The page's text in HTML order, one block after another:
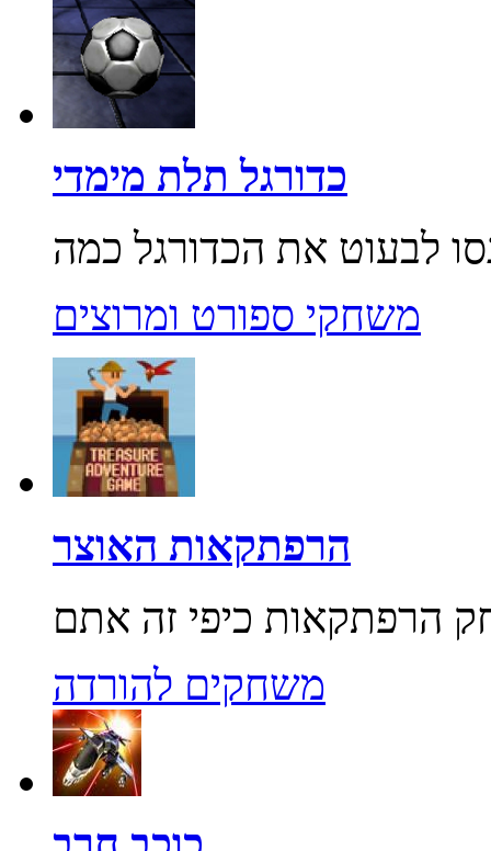
כדורגל תלת מימדי
משחקי ספורט ומרוצים
הרפתקאות האוצר
משחקים להורדה